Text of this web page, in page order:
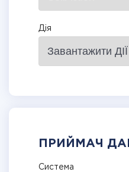
Дія
ПРИЙМАЧ
Система